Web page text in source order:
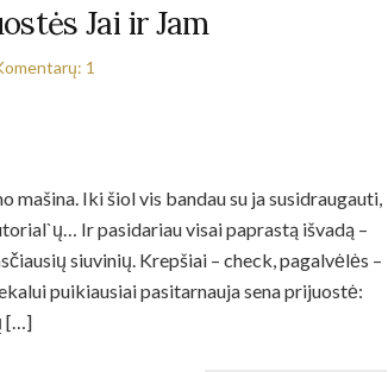
Jai ir Jam
1
mašina. Iki šiol vis bandau su ja susidraugauti,
Ir pasidariau visai paprastą išvadą –
siuvinių. Krepšiai – check, pagalvėlės –
puikiausiai pasitarnauja sena prijuostė:
[…]